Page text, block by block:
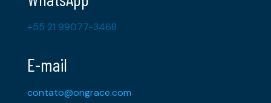
+55 21 99077-3468
E-mail
contato@ongrace.com